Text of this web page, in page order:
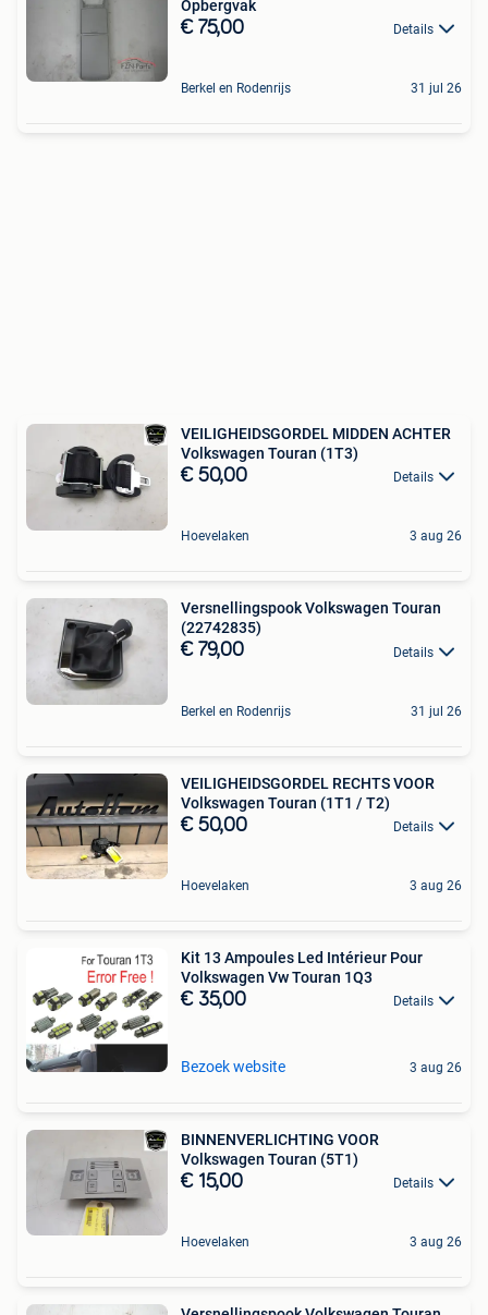
Opbergvak
€ 75,00 Details
Berkel en Rodenrijs 31 jul 26
VEILIGHEIDSGORDEL MIDDEN ACHTER
Volkswagen Touran (1T3)
€ 50,00 Details
Hoevelaken 3 aug 26
Versnellingspook Volkswagen Touran
(22742835)
€ 79,00 Details
Berkel en Rodenrijs 31 jul 26
VEILIGHEIDSGORDEL RECHTS VOOR
Volkswagen Touran (1T1 / T2)
€ 50,00 Details
Hoevelaken 3 aug 26
Kit 13 Ampoules Led Intérieur Pour
Volkswagen Vw Touran 1Q3
€ 35,00 Details
Bezoek website 3 aug 26
BINNENVERLICHTING VOOR
Volkswagen Touran (5T1)
€ 15,00 Details
Hoevelaken 3 aug 26